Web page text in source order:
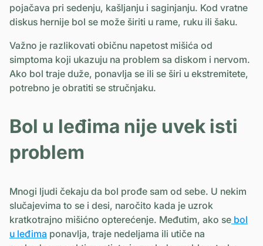
pojačava pri sedenju, kašljanju i saginjanju. Kod vratne
diskus hernije bol se može širiti u rame, ruku ili šaku.
Važno je razlikovati običnu napetost mišića od
simptoma koji ukazuju na problem sa diskom i nervom.
Ako bol traje duže, ponavlja se ili se širi u ekstremitete,
potrebno je obratiti se stručnjaku.
Bol u leđima nije uvek isti
problem
Mnogi ljudi čekaju da bol prođe sam od sebe. U nekim
slučajevima to se i desi, naročito kada je uzrok
kratkotrajno mišićno opterećenje. Međutim, ako se bol
u leđima ponavlja, traje nedeljama ili utiče na